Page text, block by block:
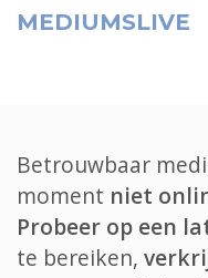
MEDIUMSLIVE
Betrouwbaar
moment niet
Probeer op een
te bereiken,